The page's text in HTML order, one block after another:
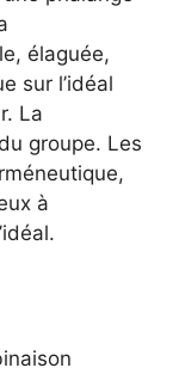
élaguée,
sur l’idéal
La
groupe. Les
à